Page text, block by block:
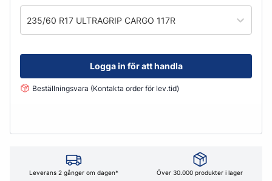
235/60 R17 ULTRAGRIP CARGO 117R
Logga in för att handla
Beställningsvara (Kontakta order för lev.tid)
Leverans 2 gånger om dagen* Över 30.000 produkter i lager